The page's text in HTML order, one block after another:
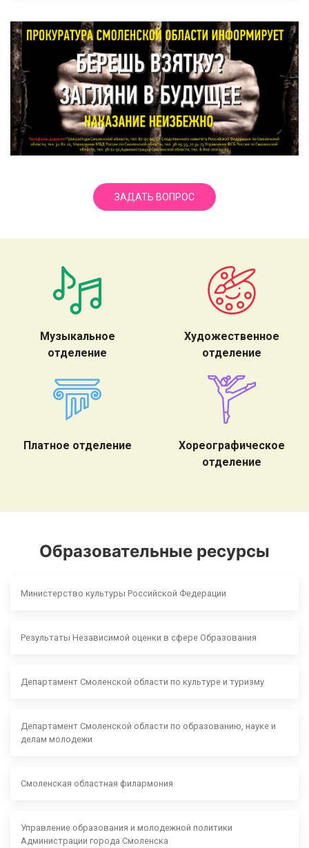
ЗАДАТЬ ВОПРОС
Музыкальное
отделение
Художественное
отделение
Платное отделение
Хореографическое
отделение
Образовательные ресурсы
Министерство культуры Российской Федерации
Результаты Независимой оценки в сфере Образования
Департамент Смоленской области по культуре и туризму
Департамент Смоленской области по образованию, науке и
делам молодежи
Смоленская областная филармония
Управление образования и молодежной политики
Администрации города Смоленска